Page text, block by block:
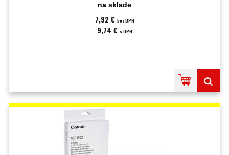
na sklade
7,92 € bez DPH
9,74 € s DPH